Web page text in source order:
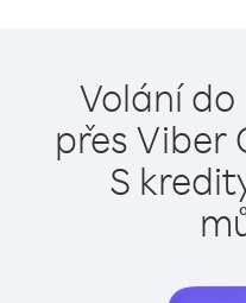
Volání do
přes Viber
S